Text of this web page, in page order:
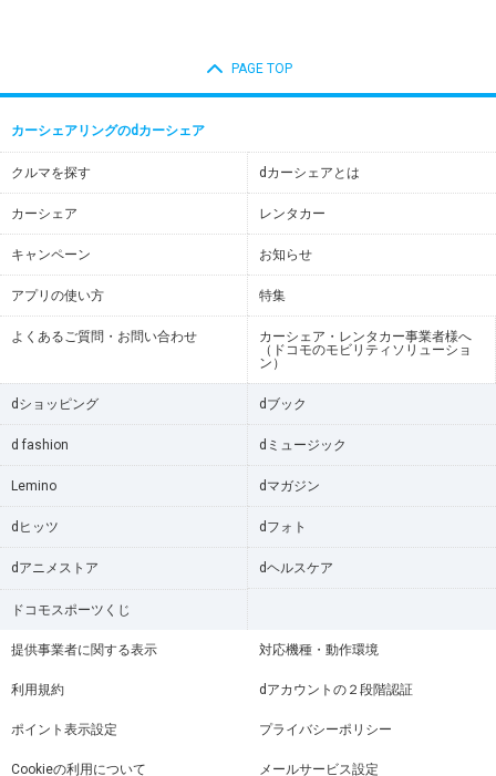
PAGE TOP
カーシェアリングのdカーシェア
クルマを探す dカーシェアとは
カーシェア レンタカー
キャンペーン お知らせ
アプリの使い方 特集
よくあるご質問・お問い合わせ
カーシェア・レンタカー事業者様へ
（ドコモのモビリティソリューショ
ン）
dショッピング dブック
d fashion dミュージック
Lemino dマガジン
dヒッツ dフォト
dアニメストア dヘルスケア
ドコモスポーツくじ
提供事業者に関する表示 対応機種・動作環境
利用規約 dアカウントの２段階認証
ポイント表示設定 プライバシーポリシー
Cookieの利用について メールサービス設定